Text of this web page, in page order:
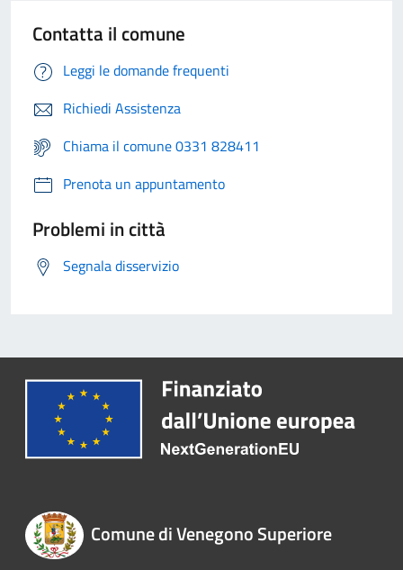
Contatta il comune
Leggi le domande frequenti
Richiedi Assistenza
Chiama il comune 0331 828411
Prenota un appuntamento
Problemi in città
Segnala disservizio
Comune di Venegono Superiore